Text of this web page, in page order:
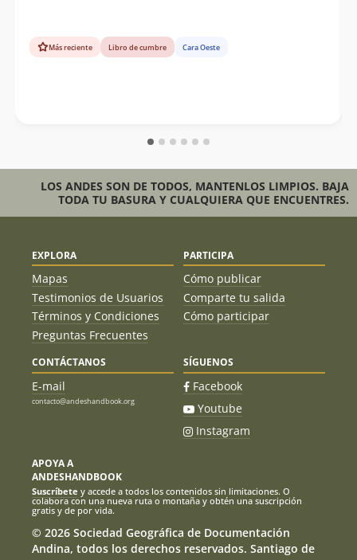
Más reciente Libro de cumbre Cara Oeste
LOS ANDES SON DE TODOS, MANTENLOS LIMPIOS. BAJA
TODA TU BASURA Y CUALQUIERA QUE ENCUENTRES.
EXPLORA
Mapas
Testimonios de Usuarios
Términos y Condiciones
Preguntas Frecuentes
PARTICIPA
Cómo publicar
Comparte tu salida
Cómo participar
CONTÁCTANOS
E-mail
contacto@andeshandbook.org
SÍGUENOS
Facebook
Youtube
Instagram
APOYA A
ANDESHANDBOOK
Suscríbete y accede a todos los contenidos sin limitaciones. O
colabora con una nueva ruta o montaña y obtén una suscripción
gratis y de por vida.
© 2026 Sociedad Geográfica de Documentación
Andina, todos los derechos reservados. Santiago de